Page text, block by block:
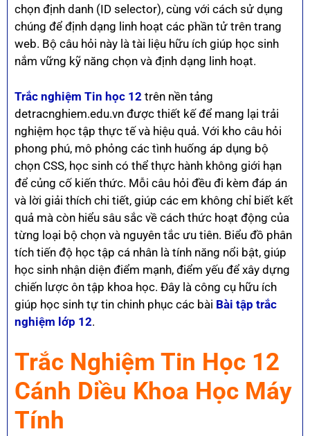
chọn định danh (ID selector), cùng với cách sử dụng
chúng để định dạng linh hoạt các phần tử trên trang
web. Bộ câu hỏi này là tài liệu hữu ích giúp học sinh
nắm vững kỹ năng chọn và định dạng linh hoạt.
Trắc nghiệm Tin học 12 trên nền tảng
detracnghiem.edu.vn được thiết kế để mang lại trải
nghiệm học tập thực tế và hiệu quả. Với kho câu hỏi
phong phú, mô phỏng các tình huống áp dụng bộ
chọn CSS, học sinh có thể thực hành không giới hạn
để củng cố kiến thức. Mỗi câu hỏi đều đi kèm đáp án
và lời giải thích chi tiết, giúp các em không chỉ biết kết
quả mà còn hiểu sâu sắc về cách thức hoạt động của
từng loại bộ chọn và nguyên tắc ưu tiên. Biểu đồ phân
tích tiến độ học tập cá nhân là tính năng nổi bật, giúp
học sinh nhận diện điểm mạnh, điểm yếu để xây dựng
chiến lược ôn tập khoa học. Đây là công cụ hữu ích
giúp học sinh tự tin chinh phục các bài Bài tập trắc
nghiệm lớp 12.
Trắc Nghiệm Tin Học 12
Cánh Diều Khoa Học Máy
Tính